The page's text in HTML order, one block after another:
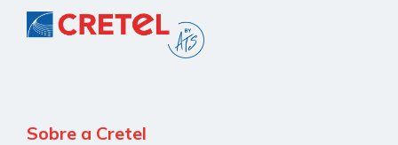
Sobre a Cretel